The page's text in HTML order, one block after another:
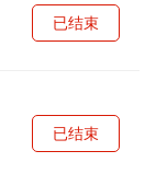
已结束
已结束